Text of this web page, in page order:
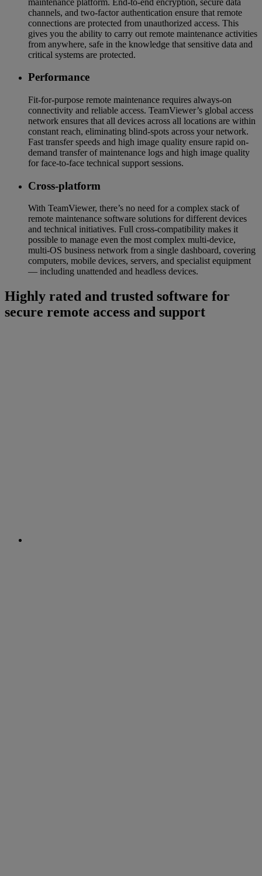
channels, and two-factor authentication ensure that remote
connections are protected from unauthorized access. This
gives you the ability to carry out remote maintenance activities
from anywhere, safe in the knowledge that sensitive data and
critical systems are protected.
Performance
Fit-for-purpose remote maintenance requires always-on
connectivity and reliable access. TeamViewer’s global access
network ensures that all devices across all locations are within
constant reach, eliminating blind-spots across your network.
Fast transfer speeds and high image quality ensure rapid on-
demand transfer of maintenance logs and high image quality
for face-to-face technical support sessions.
Cross-platform
With TeamViewer, there’s no need for a complex stack of
remote maintenance software solutions for different devices
and technical initiatives. Full cross-compatibility makes it
possible to manage even the most complex multi-device,
multi-OS business network from a single dashboard, covering
computers, mobile devices, servers, and specialist equipment
— including unattended and headless devices.
Highly rated and trusted software for
secure remote access and support